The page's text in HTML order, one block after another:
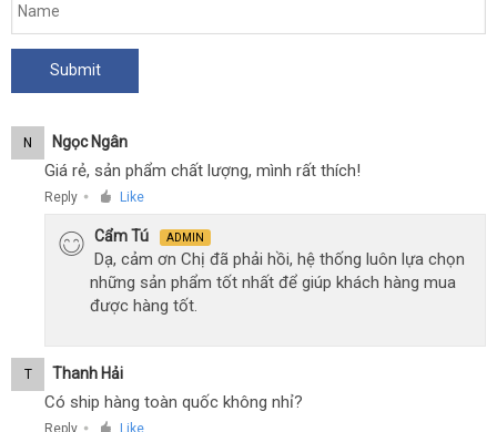
N Ngọc Ngân
Giá rẻ, sản phẩm chất lượng, mình rất thích!
Reply ● Like
Cẩm Tú ADMIN
Dạ, cảm ơn Chị đã phải hồi, hệ thống luôn lựa chọn
những sản phẩm tốt nhất để giúp khách hàng mua
được hàng tốt.
T Thanh Hải
Có ship hàng toàn quốc không nhỉ?
Reply ● Like